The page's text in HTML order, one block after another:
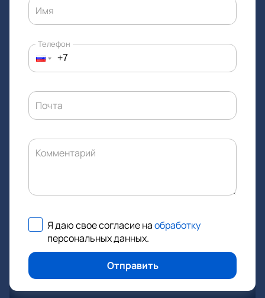
Имя
Телефон
Почта
Комментарий
Я даю свое согласие наобработку
персональных данных.
Отправить